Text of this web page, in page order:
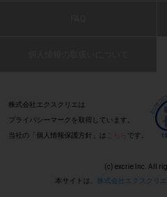
・レシート内に、他の商品が一
ざいません。
本アンケートは特殊条件が
ト、撮影例をご確認の上、条件
: 0
握りやすく綺
株式会社エクスクリエは
プライバシーマークを取得しています。
当社の「個人情報保護方針」は
です。
(c) excrie Inc. All
本サイトは、 株式会社エクスクリエ